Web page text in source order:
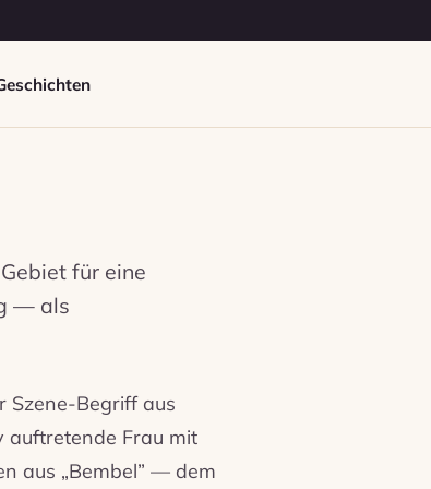
für eine
— als
Szene-Begriff aus
auftretende Frau mit
aus „Bembel” — dem